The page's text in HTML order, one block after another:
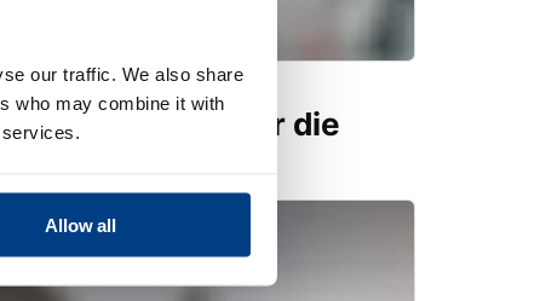
our traffic. We also share
who may combine it with
Allow all
Pressen (HIP) für die